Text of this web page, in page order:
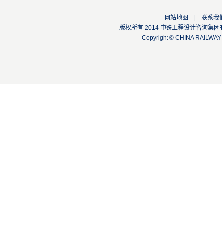
网站地图
联系我
版权所有 2014 中铁工程设计咨询
Copyright © CHINA